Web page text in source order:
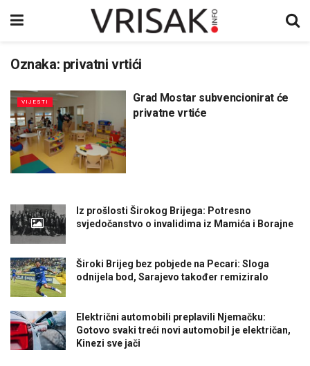
Oznaka: privatni vrtići
VIJESTI
Grad Mostar subvencionirat će
privatne vrtiće
Iz prošlosti Širokog Brijega: Potresno
svjedočanstvo o invalidima iz Mamića i Borajne
Široki Brijeg bez pobjede na Pecari: Sloga
odnijela bod, Sarajevo također remiziralo
Električni automobili preplavili Njemačku:
Gotovo svaki treći novi automobil je električan,
Kinezi sve jači